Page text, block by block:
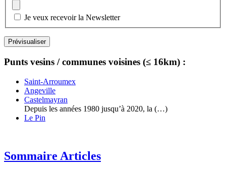
Je veux recevoir la Newsletter
Punts vesins / communes voisines (≤ 16km) :
Saint-Arroumex
Angeville
Castelmayran
Depuis les années 1980 jusqu’à 2020, la (…)
Le Pin
Sommaire Articles